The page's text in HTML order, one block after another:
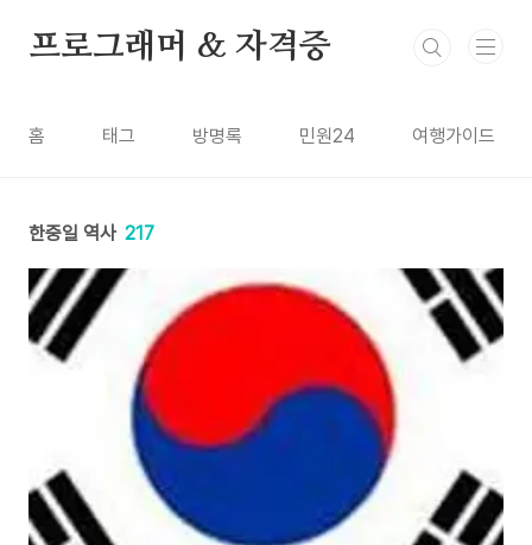
프로그래머 & 자격증
홈 태그 방명록 민원24 여행가이드
한중일 역사 217